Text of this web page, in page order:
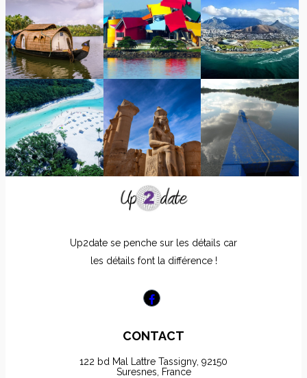
Up2date se penche sur les détails car
les détails font la différence !
CONTACT
122 bd Mal Lattre Tassigny, 92150
Suresnes, France